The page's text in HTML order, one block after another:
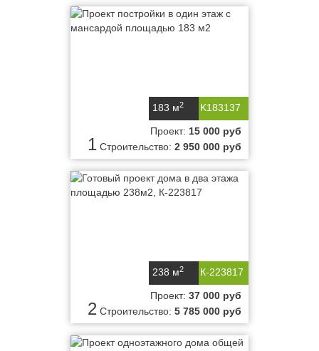
K183137
183 м2
1
Проект: 15 000 руб
Строительство: 2 950 000 руб
К-223817
238 м2
2
Проект: 37 000 руб
Строительство: 5 785 000 руб